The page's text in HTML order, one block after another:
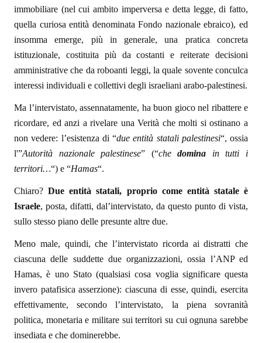
immobiliare (nel cui ambito imperversa e detta legge, di fatto,
quella curiosa entità denominata Fondo nazionale ebraico), ed
insomma emerge, più in generale, una pratica concreta
istituzionale, costituita più da costanti e reiterate decisioni
amministrative che da roboanti leggi, la quale sovente conculca
interessi individuali e collettivi degli israeliani arabo-palestinesi.
Ma l’intervistato, assennatamente, ha buon gioco nel ribattere e
ricordare, ed anzi a rivelare una Verità che molti si ostinano a
non vedere: l’esistenza di “due entità statali palestinesi“, ossia
l'”Autorità nazionale palestinese” (“chedomina in tutti i
territori…“) e “Hamas“.
Chiaro?Due entità statali, proprio come entità statale è
Israele, posta, difatti, dal’intervistato, da questo punto di vista,
sullo stesso piano delle presunte altre due.
Meno male, quindi, che l’intervistato ricorda ai distratti che
ciascuna delle suddette due organizzazioni, ossia l’ANP ed
Hamas, è uno Stato (qualsiasi cosa voglia significare questa
invero patafisica asserzione): ciascuna di esse, quindi, esercita
effettivamente, secondo l’intervistato, la piena sovranità
politica, monetaria e militare sui territori su cui ognuna sarebbe
insediata e che dominerebbe.